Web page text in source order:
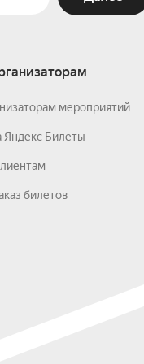
мероприятий
Яндекс Билеты
билетов